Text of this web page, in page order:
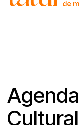
Agenda
Cultural